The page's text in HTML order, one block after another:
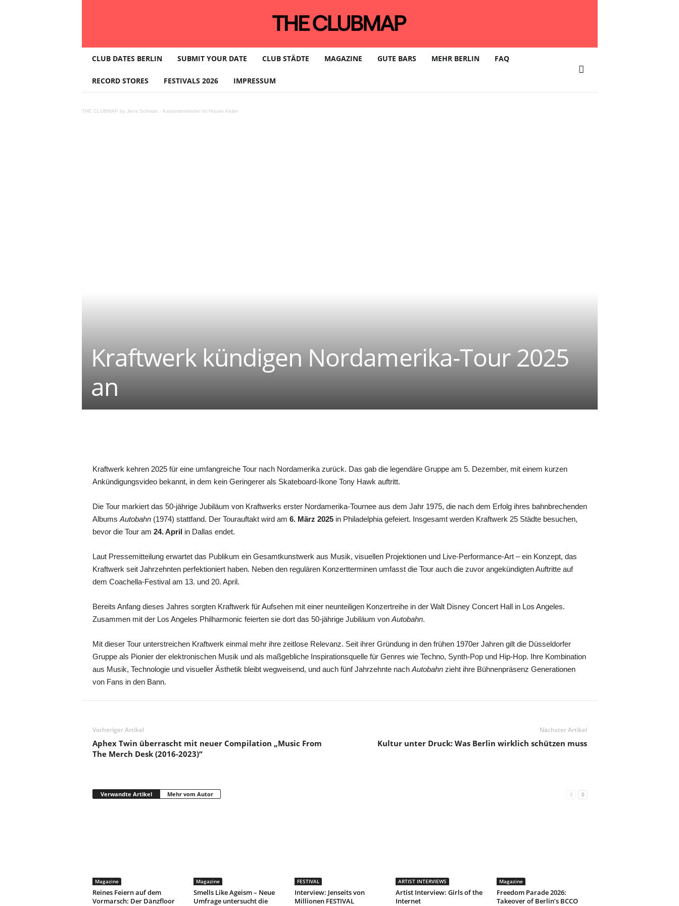
L
B
CLUB DATES BERLIN SUBMIT YOUR DATE CLUB STÄDTE MAGAZINE GUTE BARS MEHR BERLIN FAQ
RECORD STORES FESTIVALS 2026 IMPRESSUM
THE CLUBMAP by Jens Schwan · Kassettenkinder im House Keller
Kraftwerk kündigen Nordamerika-Tour 2025
an
Kraftwerk kehren 2025 für eine umfangreiche Tour nach Nordamerika zurück. Das gab die legendäre Gruppe am 5. Dezember, mit einem kurzen
Ankündigungsvideo bekannt, in dem kein Geringerer als Skateboard-Ikone Tony Hawk auftritt.
Die Tour markiert das 50-jährige Jubiläum von Kraftwerks erster Nordamerika-Tournee aus dem Jahr 1975, die nach dem Erfolg ihres bahnbrechenden
Albums Autobahn(1974) stattfand. Der Tourauftakt wird am 6. März 2025in Philadelphia gefeiert. Insgesamt werden Kraftwerk 25 Städte besuchen,
bevor die Tour am 24. Aprilin Dallas endet.
Laut Pressemitteilung erwartet das Publikum ein Gesamtkunstwerk aus Musik, visuellen Projektionen und Live-Performance-Art – ein Konzept, das
Kraftwerk seit Jahrzehnten perfektioniert haben. Neben den regulären Konzertterminen umfasst die Tour auch die zuvor angekündigten Auftritte auf
dem Coachella-Festival am 13. und 20. April.
Bereits Anfang dieses Jahres sorgten Kraftwerk für Aufsehen mit einer neunteiligen Konzertreihe in der Walt Disney Concert Hall in Los Angeles.
Zusammen mit der Los Angeles Philharmonic feierten sie dort das 50-jährige Jubiläum von Autobahn.
Mit dieser Tour unterstreichen Kraftwerk einmal mehr ihre zeitlose Relevanz. Seit ihrer Gründung in den frühen 1970er Jahren gilt die Düsseldorfer
Gruppe als Pionier der elektronischen Musik und als maßgebliche Inspirationsquelle für Genres wie Techno, Synth-Pop und Hip-Hop. Ihre Kombination
aus Musik, Technologie und visueller Ästhetik bleibt wegweisend, und auch fünf Jahrzehnte nach Autobahnzieht ihre Bühnenpräsenz Generationen
von Fans in den Bann.
Vorheriger Artikel
Aphex Twin überrascht mit neuer Compilation „Music From
The Merch Desk (2016-2023)“
Nächster Artikel
Kultur unter Druck: Was Berlin wirklich schützen muss
Verwandte Artikel Mehr vom Autor
Magazine
Reines Feiern auf dem
Vormarsch: Der Dänzfloor
Magazine
Smells Like Ageism – Neue
Umfrage untersucht die
FESTIVAL
Interview: Jenseits von
Millionen FESTIVAL
ARTIST INTERVIEWS
Artist Interview: Girls of the
Internet
Magazine
Freedom Parade 2026:
Takeover of Berlin’s BCCO